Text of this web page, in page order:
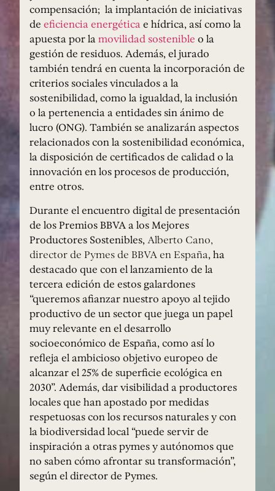
compensación; la implantación de iniciativas
de eficiencia energéticae hídrica, así como la
apuesta por lamovilidad sostenible o la
gestión de residuos. Además, el jurado
también tendrá en cuenta la incorporación de
criterios sociales vinculados a la
sostenibilidad, como la igualdad, la inclusión
o la pertenencia a entidades sin ánimo de
lucro (ONG). También se analizarán aspectos
relacionados con la sostenibilidad económica,
la disposición de certificados de calidad o la
innovación en los procesos de producción,
entre otros.
Durante el encuentro digital de presentación
de los Premios BBVA a los Mejores
Productores Sostenibles, Alberto Cano,
director de Pymes de BBVA en España, ha
destacado que con el lanzamiento de la
tercera edición de estos galardones
“queremos afianzar nuestro apoyo al tejido
productivo de un sector que juega un papel
muy relevante en el desarrollo
socioeconómico de España, como así lo
refleja el ambicioso objetivo europeo de
alcanzar el 25% de superficie ecológica en
2030”. Además, dar visibilidad a productores
locales que han apostado por medidas
respetuosas con los recursos naturales y con
la biodiversidad local “puede servir de
inspiración a otras pymes y autónomos que
no saben cómo afrontar su transformación”,
según el director de Pymes.